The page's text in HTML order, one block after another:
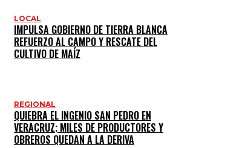
LOCAL
IMPULSA GOBIERNO DE TIERRA BLANCA
REFUERZO AL CAMPO Y RESCATE DEL
CULTIVO DE MAÍZ
REGIONAL
QUIEBRA EL INGENIO SAN PEDRO EN
VERACRUZ; MILES DE PRODUCTORES Y
OBREROS QUEDAN A LA DERIVA